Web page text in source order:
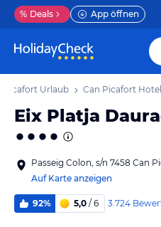
% Deals App öffnen
Picafort Urlaub Can Picafort
Eix Platja
Passeig Colon, s/n 7458 Can
Auf Karte anzeigen
92% 5,0 / 6 3.724